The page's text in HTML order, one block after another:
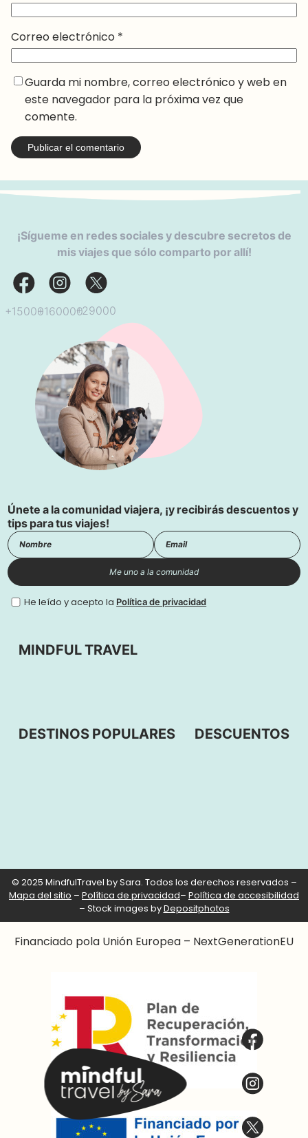
Correo electrónico *
Guarda mi nombre, correo electrónico y web en
este navegador para la próxima vez que
comente.
¡Sígueme en redes sociales y descubre secretos de
mis viajes que sólo comparto por allí!
+15000+160000+29000
Únete a la comunidad viajera, ¡y recibirás descuentos y
tips para tus viajes!
Me uno a la comunidad
He leído y acepto la Política de privacidad
MINDFUL TRAVEL
DESTINOS POPULARES DESCUENTOS
© 2025 MindfulTravel by Sara. Todos los derechos reservados –
Mapa del sitio – Política de privacidad– Política de accesibilidad
– Stock images byDepositphotos
Financiado pola Unión Europea – NextGenerationEU